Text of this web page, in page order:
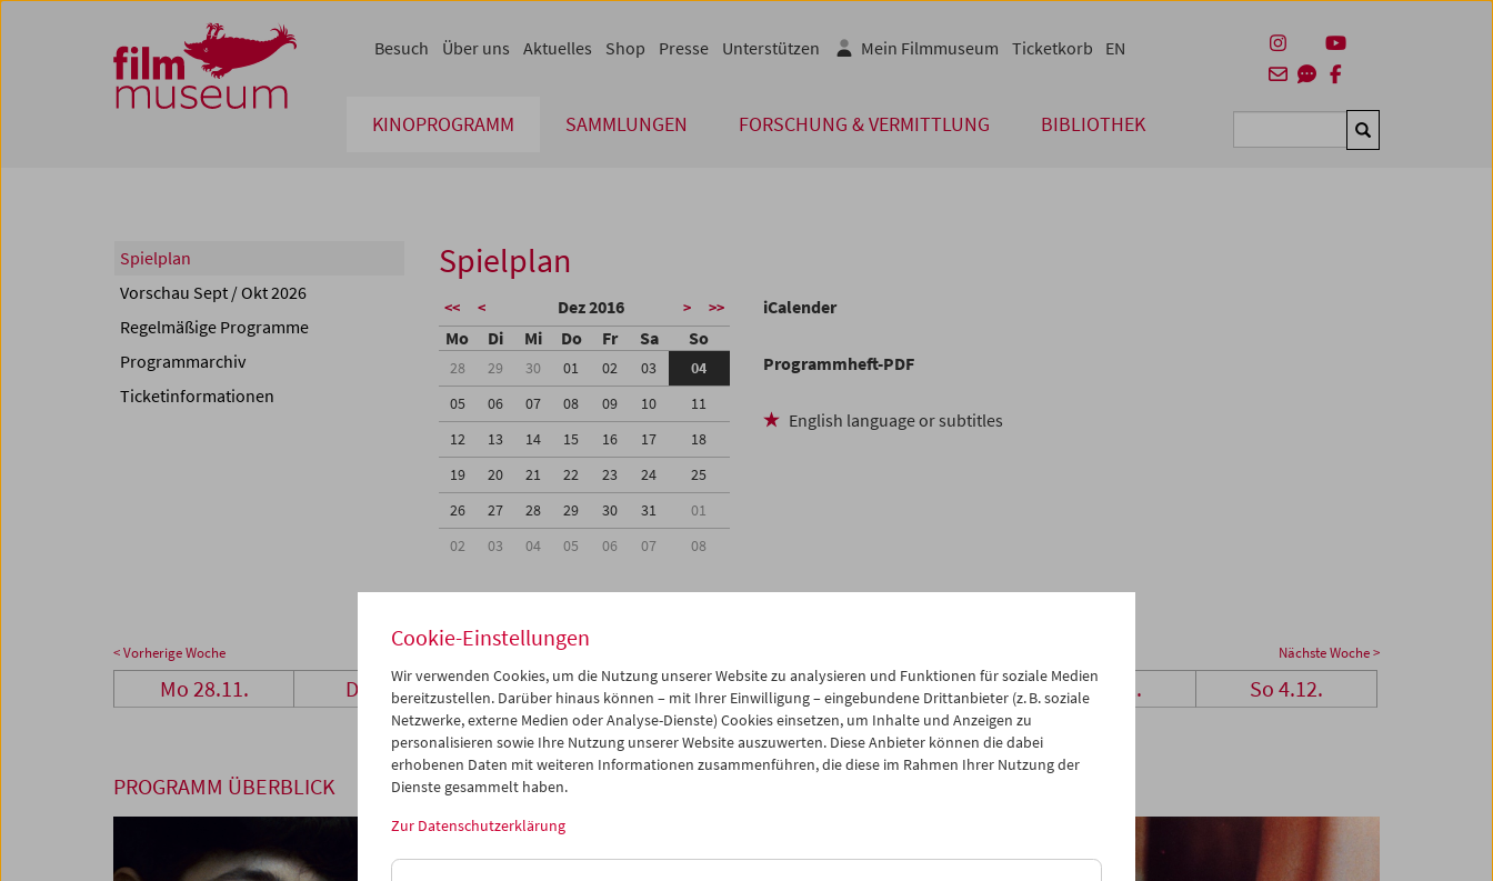
Zum Inhalt
Zum Hauptmenü
Zur Servicenavigation
Zum Suche
KINOPROGRAMM SAMMLUNGEN FORSCHUNG & VERMITTLUNG BIBLIOTHEK Suchen
Besuch Über uns Aktuelles Shop Presse Unterstützen Mein Filmmuseum Ticketkorb EN
Spielplan
Vorschau Sept / Okt 2026
Regelmäßige Programme
Programmarchiv
Ticketinformationen
Spielplan
<< < Dez 2016 > >>
Mo Di Mi Do Fr Sa So
28 29 30 01 02 03
04
05
06 07 08 09 10
11
12
13 14 15 16 17
18
19
20 21 22 23 24
25
26
27 28 29 30 31
01
02
03 04 05 06 07 08
iCalender
Programmheft-PDF
English language or subtitles
< Vorherige Woche Nächste Woche >
Mo 28.11. Di 29.11. Mi 30.11. Do 1.12. Fr 2.12. Sa 3.12. So 4.12.
PROGRAMM ÜBERBLICK
Cookie-Einstellungen
Wir verwenden Cookies, um die Nutzung unserer Website zu analysieren und Funktionen für soziale Medien
bereitzustellen. Darüber hinaus können – mit Ihrer Einwilligung – eingebundene Drittanbieter (z. B. soziale
Netzwerke, externe Medien oder Analyse-Dienste) Cookies einsetzen, um Inhalte und Anzeigen zu
personalisieren sowie Ihre Nutzung unserer Website auszuwerten. Diese Anbieter können die dabei
erhobenen Daten mit weiteren Informationen zusammenführen, die diese im Rahmen Ihrer Nutzung der
Dienste gesammelt haben.
Zur Datenschutzerklärung